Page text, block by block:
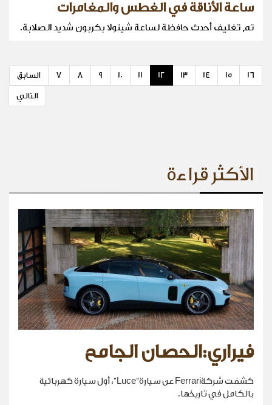
ساعة الأناقة في الغطس والمغامرات
تم تغليف أحدث حافظة لساعة شينولا بكربون شديد الصلابة.
السابق 7 8 9 10 11 12 13 14 15 16
التالي
الأكثر قراءة
فيراري:الحصان الجامح
كشفت شركةFerrari عن سيارة“Luce”، أول سيارة كهربائية
بالكامل في تاريخها.